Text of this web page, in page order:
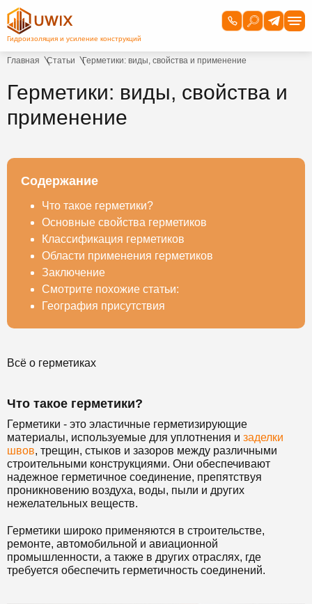
Главная Статьи Герметики: виды, свойства и применение
Герметики: виды, свойства и
применение
Содержание
Что такое герметики?
Основные свойства герметиков
Классификация герметиков
Области применения герметиков
Заключение
Смотрите похожие статьи:
География присутствия
Всё о герметиках
Что такое герметики?
Герметики - это эластичные герметизирующие
материалы, используемые для уплотнения и заделки
швов, трещин, стыков и зазоров между различными
строительными конструкциями. Они обеспечивают
надежное герметичное соединение, препятствуя
проникновению воздуха, воды, пыли и других
нежелательных веществ.
Герметики широко применяются в строительстве,
ремонте, автомобильной и авиационной
промышленности, а также в других отраслях, где
требуется обеспечить герметичность соединений.